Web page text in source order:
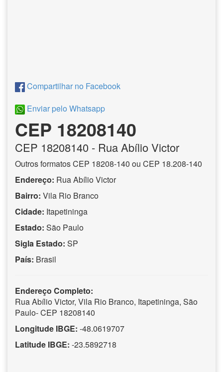
Compartilhar no Facebook
Enviar pelo Whatsapp
CEP 18208140
CEP 18208140 - Rua Abílio Victor
Outros formatos CEP 18208-140 ou CEP 18.208-140
Endereço: Rua Abílio Victor
Bairro: Vila Rio Branco
Cidade: Itapetininga
Estado: São Paulo
Sigla Estado: SP
País: Brasil
Endereço Completo:
Rua Abílio Victor, Vila Rio Branco, Itapetininga, São
Paulo- CEP 18208140
Longitude IBGE: -48.0619707
Latitude IBGE: -23.5892718